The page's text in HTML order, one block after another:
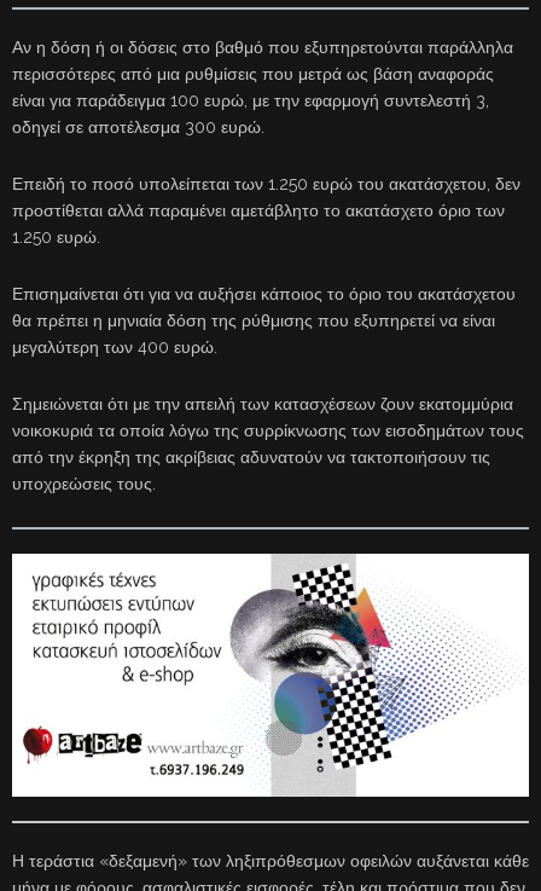
Αν η δόση ή οι δόσεις στο βαθμό που εξυπηρετούνται παράλληλα
περισσότερες από μια ρυθμίσεις που μετρά ως βάση αναφοράς
είναι για παράδειγμα 100 ευρώ, με την εφαρμογή συντελεστή 3,
οδηγεί σε αποτέλεσμα 300 ευρώ.
Επειδή το ποσό υπολείπεται των 1.250 ευρώ του ακατάσχετου, δεν
προστίθεται αλλά παραμένει αμετάβλητο το ακατάσχετο όριο των
1.250 ευρώ.
Επισημαίνεται ότι για να αυξήσει κάποιος το όριο του ακατάσχετου
θα πρέπει η μηνιαία δόση της ρύθμισης που εξυπηρετεί να είναι
μεγαλύτερη των 400 ευρώ.
Σημειώνεται ότι με την απειλή των κατασχέσεων ζουν εκατομμύρια
νοικοκυριά τα οποία λόγω της συρρίκνωσης των εισοδημάτων τους
από την έκρηξη της ακρίβειας αδυνατούν να τακτοποιήσουν τις
υποχρεώσεις τους.
Η τεράστια «δεξαμενή» των ληξιπρόθεσμων οφειλών αυξάνεται κάθε